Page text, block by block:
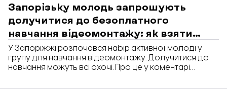
Запорізьку молодь запрошують
долучитися до безоплатного
навчання відеомонтажу: як взяти
участь
У Запоріжжі розпочався набір активної молоді у
групу для навчання відеомонтажу. Долучитися до
навчання можуть всі охочі. Про це у коментарі
комунікаційниця безпечного простору «Затишно